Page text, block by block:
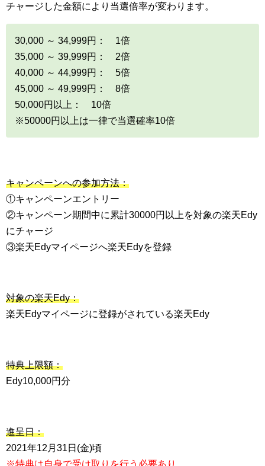
チャージした金額により当選倍率が変わります。
30,000 ～ 34,999円： 1倍
35,000 ～ 39,999円： 2倍
40,000 ～ 44,999円： 5倍
45,000 ～ 49,999円： 8倍
50,000円以上： 10倍
※50000円以上は一律で当選確率10倍
キャンペーンへの参加方法：
①キャンペーンエントリー
②キャンペーン期間中に累計30000円以上を対象の楽天Edy
にチャージ
③楽天Edyマイページへ楽天Edyを登録
対象の楽天Edy：
楽天Edyマイページに登録がされている楽天Edy
特典上限額：
Edy10,000円分
進呈日：
2021年12月31日(金)頃
※特典は自身で受け取りを行う必要あり